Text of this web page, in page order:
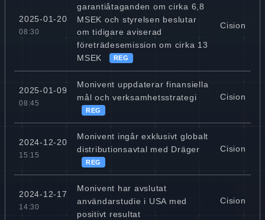
2025-01-20
08:30
garantiåtaganden om cirka 6,8
MSEK och styrelsen beslutar
om tidigare aviserad
företrädesemission om cirka 13
MSEK
REG
Cision
2025-01-09
08:45
Monivent uppdaterar finansiella
mål och verksamhetsstrategi
REG
Cision
2024-12-20
15:15
Monivent ingår exklusivt globalt
distributionsavtal med Dräger
REG
Cision
2024-12-17
14:30
Monivent har avslutat
användarstudie i USA med
positivt resultat
Cision